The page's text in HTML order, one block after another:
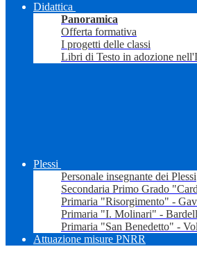
Didattica
Panoramica
Offerta formativa
I progetti delle classi
Libri di Testo in adozione
Plessi
Personale insegnante dei Plessi
Secondaria Primo Grado
Primaria "Risorgimento" -
Primaria "I. Molinari" -
Primaria "San Benedetto" -
Attuazione misure PNRR